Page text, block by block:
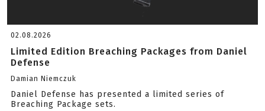
02.08.2026
Limited Edition Breaching Packages from Daniel
Defense
Damian Niemczuk
Daniel Defense has presented a limited series of
Breaching Package sets.